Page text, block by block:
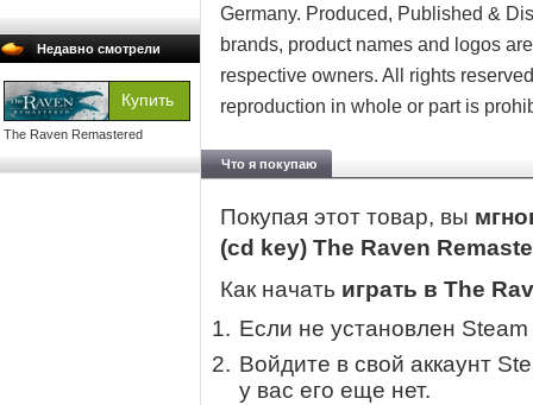
Недавно смотрели
The Raven Remastered
Germany. Produced, Published &
brands, product names and logos
respective owners. All rights
reproduction in whole or part is
Что я покупаю
Покупая этот товар, вы
(cd key) The Raven
Как начать играть в The
Если не установлен
Войдите в свой аккаунт
у вас его еще нет.